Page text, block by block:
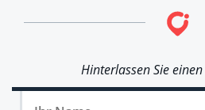
Hinterlassen Sie